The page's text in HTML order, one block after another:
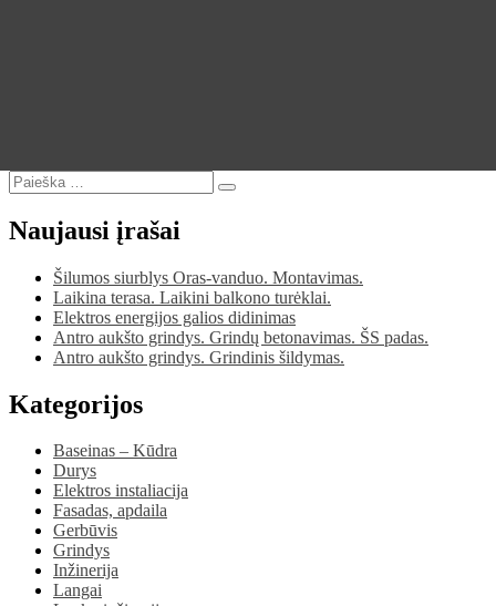
Ieškoti:
Ieškoti
Naujausi įrašai
Šilumos siurblys Oras-vanduo. Montavimas.
Laikina terasa. Laikini balkono turėklai.
Elektros energijos galios didinimas
Antro aukšto grindys. Grindų betonavimas. ŠS padas.
Antro aukšto grindys. Grindinis šildymas.
Kategorijos
Baseinas – Kūdra
Durys
Elektros instaliacija
Fasadas, apdaila
Gerbūvis
Grindys
Inžinerija
Langai